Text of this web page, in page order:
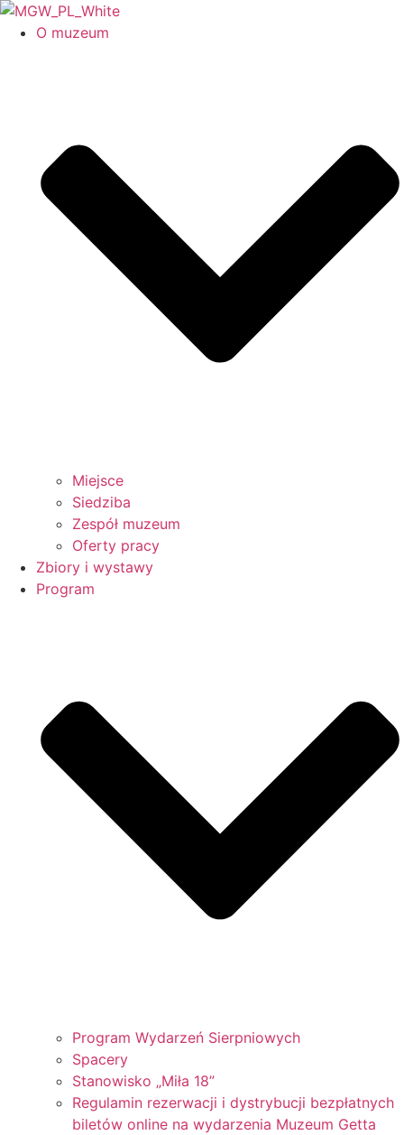
O muzeum
Miejsce
Siedziba
Zespół muzeum
Oferty pracy
Zbiory i wystawy
Program
Program Wydarzeń Sierpniowych
Spacery
Stanowisko „Miła 18”
Regulamin rezerwacji i dystrybucji bezpłatnych
biletów online na wydarzenia Muzeum Getta